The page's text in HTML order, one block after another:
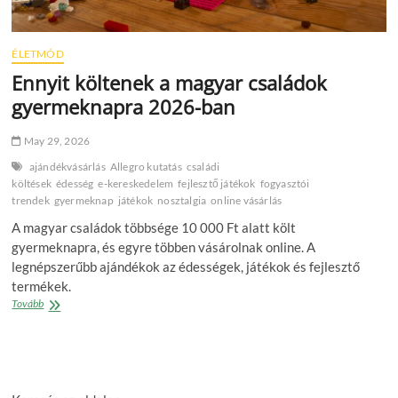
ÉLETMÓD
Ennyit költenek a magyar családok
gyermeknapra 2026-ban
May 29, 2026
ajándékvásárlás Allegro kutatás családi
költések édesség e‑kereskedelem fejlesztő játékok fogyasztói
trendek gyermeknap játékok nosztalgia online vásárlás
A magyar családok többsége 10 000 Ft alatt költ
gyermeknapra, és egyre többen vásárolnak online. A
legnépszerűbb ajándékok az édességek, játékok és fejlesztő
termékek.
TovábbEnnyit